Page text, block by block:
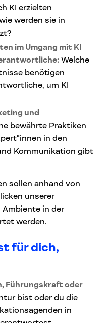
KI erzielten
werden sie in
im Umgang mit KI
Welche
benötigen
um KI
und
bewährte Praktiken
in den
Kommunikation gibt
sollen anhand von
unserer
in der
werden.
für dich,
Führungskraft oder
bist oder du die
in